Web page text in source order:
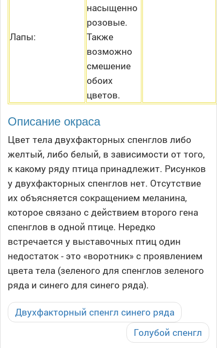
Лапы:
насыщенно
розовые.
Также
возможно
смешение
обоих
цветов.
Описание окраса
Цвет тела двухфакторных спенглов либо
желтый, либо белый, в зависимости от того,
к какому ряду птица принадлежит. Рисунков
у двухфакторных спенглов нет. Отсутствие
их объясняется сокращением меланина,
которое связано с действием второго гена
спенглов в одной птице. Нередко
встречается у выставочных птиц один
недостаток - это «воротник» с проявлением
цвета тела (зеленого для спенглов зеленого
ряда и синего для синего ряда).
Двухфакторный спенгл синего ряда
Голубой спенгл